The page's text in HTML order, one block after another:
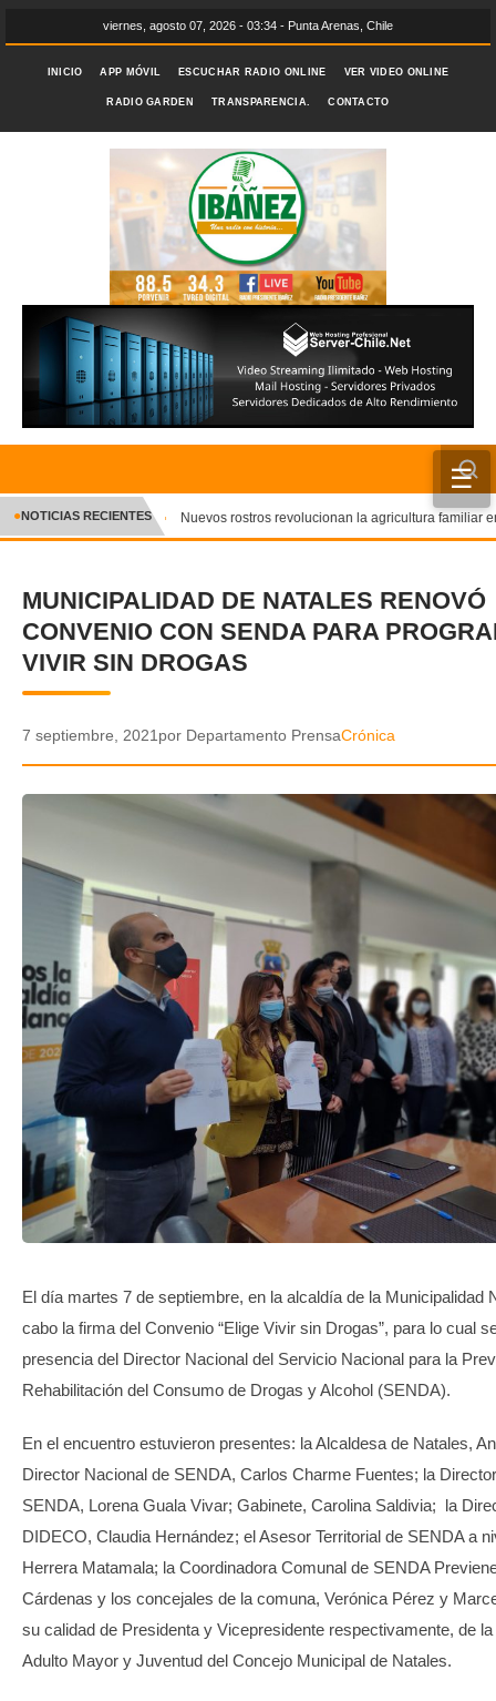
viernes, agosto 07, 2026 - 03:34 - Punta Arenas, Chile
INICIO APP MÓVIL ESCUCHAR RADIO ONLINE VER VIDEO ONLINE
RADIO GARDEN TRANSPARENCIA. CONTACTO
☰
INICIO
CRÓNICA
DEPORTES
ENTRETENIMIENTO Y CULTURA
GALERIA DE FOTOS
APP MÓVIL
TRANSPARENCIA
✕
●NOTICIAS RECIENTES Nuevos rostros revolucionan la agricultura familiar
MUNICIPALIDAD DE NATALES RENOVÓ
CONVENIO CON SENDA PARA
VIVIR SIN DROGAS
7 septiembre, 2021por Departamento PrensaCrónica
El día martes 7 de septiembre, en la alcaldía de la Municipalidad
cabo la firma del Convenio “Elige Vivir sin Drogas”, para lo cual
presencia del Director Nacional del Servicio Nacional para la
Rehabilitación del Consumo de Drogas y Alcohol (SENDA).
En el encuentro estuvieron presentes: la Alcaldesa de Natales,
Director Nacional de SENDA, Carlos Charme Fuentes; la
SENDA, Lorena Guala Vivar; Gabinete, Carolina Saldivia; la
DIDECO, Claudia Hernández; el Asesor Territorial de SENDA a
Herrera Matamala; la Coordinadora Comunal de SENDA
Cárdenas y los concejales de la comuna, Verónica Pérez y
su calidad de Presidenta y Vicepresidente respectivamente, de
Adulto Mayor y Juventud del Concejo Municipal de Natales.